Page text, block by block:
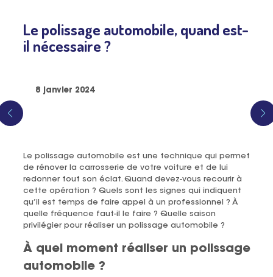
Le polissage automobile, quand est-
il nécessaire ?
8 janvier 2024
Le polissage automobile est une technique qui permet
de rénover la carrosserie de votre voiture et de lui
redonner tout son éclat. Quand devez-vous recourir à
cette opération ? Quels sont les signes qui indiquent
qu’il est temps de faire appel à un professionnel ? À
quelle fréquence faut-il le faire ? Quelle saison
privilégier pour réaliser un polissage automobile ?
À quel moment réaliser un polissage
automobile ?